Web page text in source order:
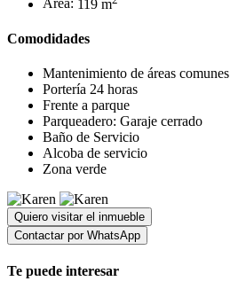
Área: 119 m
Comodidades
Mantenimiento de áreas comunes
Portería 24 horas
Frente a parque
Parqueadero: Garaje cerrado
Baño de Servicio
Alcoba de servicio
Zona verde
Quiero visitar el inmueble
Contactar por WhatsApp
Te puede interesar